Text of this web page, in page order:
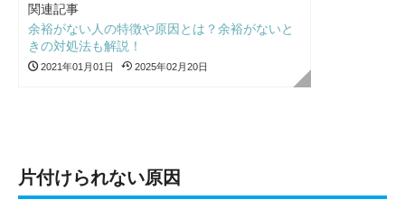
関連記事
余裕がない人の特徴や原因とは？余裕がないと
きの対処法も解説！
2021年01月01日 2025年02月20日
片付けられない原因